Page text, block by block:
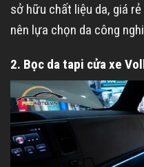
sở hữu chất liệu da, giá
nên lựa chọn da công
2. Bọc da tapi cửa xe